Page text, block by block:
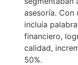
asesoría. Con
incluía
financiero,
calidad,
50%.